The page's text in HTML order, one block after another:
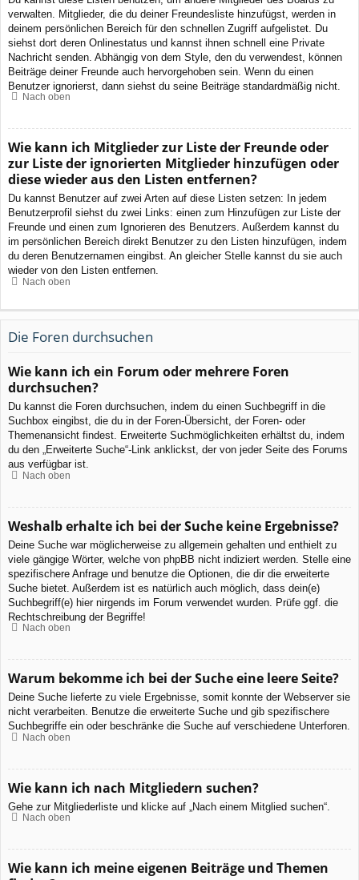
verwalten. Mitglieder, die du deiner Freundesliste hinzufügst, werden in
deinem persönlichen Bereich für den schnellen Zugriff aufgelistet. Du
siehst dort deren Onlinestatus und kannst ihnen schnell eine Private
Nachricht senden. Abhängig von dem Style, den du verwendest, können
Beiträge deiner Freunde auch hervorgehoben sein. Wenn du einen
Benutzer ignorierst, dann siehst du seine Beiträge standardmäßig nicht.
Nach oben
Wie kann ich Mitglieder zur Liste der Freunde oder
zur Liste der ignorierten Mitglieder hinzufügen oder
diese wieder aus den Listen entfernen?
Du kannst Benutzer auf zwei Arten auf diese Listen setzen: In jedem
Benutzerprofil siehst du zwei Links: einen zum Hinzufügen zur Liste der
Freunde und einen zum Ignorieren des Benutzers. Außerdem kannst du
im persönlichen Bereich direkt Benutzer zu den Listen hinzufügen, indem
du deren Benutzernamen eingibst. An gleicher Stelle kannst du sie auch
wieder von den Listen entfernen.
Nach oben
Die Foren durchsuchen
Wie kann ich ein Forum oder mehrere Foren
durchsuchen?
Du kannst die Foren durchsuchen, indem du einen Suchbegriff in die
Suchbox eingibst, die du in der Foren-Übersicht, der Foren- oder
Themenansicht findest. Erweiterte Suchmöglichkeiten erhältst du, indem
du den „Erweiterte Suche“-Link anklickst, der von jeder Seite des Forums
aus verfügbar ist.
Nach oben
Weshalb erhalte ich bei der Suche keine Ergebnisse?
Deine Suche war möglicherweise zu allgemein gehalten und enthielt zu
viele gängige Wörter, welche von phpBB nicht indiziert werden. Stelle eine
spezifischere Anfrage und benutze die Optionen, die dir die erweiterte
Suche bietet. Außerdem ist es natürlich auch möglich, dass dein(e)
Suchbegriff(e) hier nirgends im Forum verwendet wurden. Prüfe ggf. die
Rechtschreibung der Begriffe!
Nach oben
Warum bekomme ich bei der Suche eine leere Seite?
Deine Suche lieferte zu viele Ergebnisse, somit konnte der Webserver sie
nicht verarbeiten. Benutze die erweiterte Suche und gib spezifischere
Suchbegriffe ein oder beschränke die Suche auf verschiedene Unterforen.
Nach oben
Wie kann ich nach Mitgliedern suchen?
Gehe zur Mitgliederliste und klicke auf „Nach einem Mitglied suchen“.
Nach oben
Wie kann ich meine eigenen Beiträge und Themen